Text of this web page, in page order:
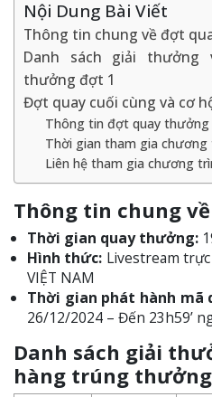
Nội Dung Bài Viết
Thông tin chung về đợt
Danh sách giải thưởng
thưởng đợt 1
Đợt quay cuối cùng và cơ
Thông tin đợt quay thưởng
Thời gian tham gia chương
Liên hệ tham gia chương
Thông tin chung
Thời gian quay thưởng:
Hình thức: Livestream
VIỆT NAM
Thời gian phát hành mã
26/12/2024 – Đến 23h59’
Danh sách giải
hàng trúng